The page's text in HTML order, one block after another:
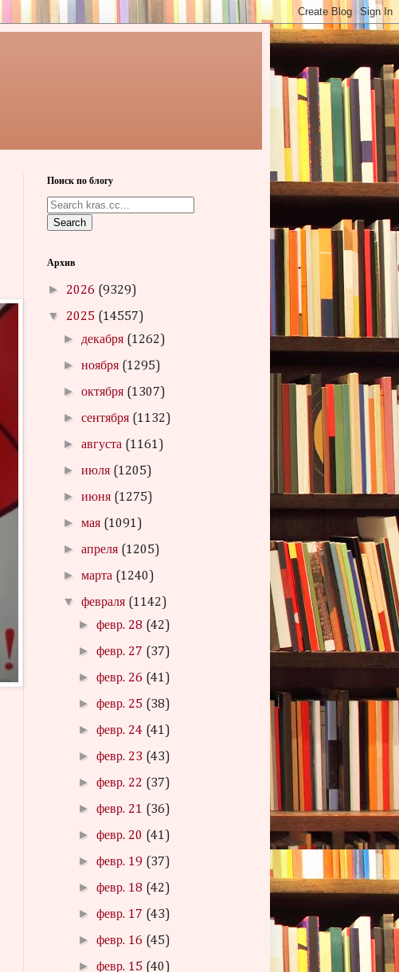
Поиск по блогу
Search
Архив
► 2026 (9329)
▼ 2025 (14557)
► декабря (1262)
►ноября (1295)
►октября (1307)
►сентября (1132)
►августа (1161)
►июля (1205)
►июня (1275)
►мая (1091)
►апреля (1205)
►марта (1240)
▼февраля (1142)
►февр. 28 (42)
►февр. 27 (37)
►февр. 26 (41)
►февр. 25 (38)
►февр. 24 (41)
►февр. 23 (43)
►февр. 22 (37)
►февр. 21 (36)
►февр. 20 (41)
►февр. 19 (37)
►февр. 18 (42)
►февр. 17 (43)
►февр. 16 (45)
►февр. 15 (40)